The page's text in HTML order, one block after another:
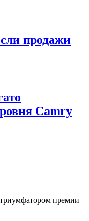
продажи
Camry
премии